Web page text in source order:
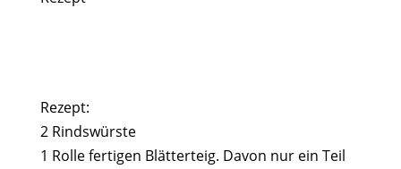
Rezept:
2 Rindswürste
1 Rolle fertigen Blätterteig. Davon nur ein Teil